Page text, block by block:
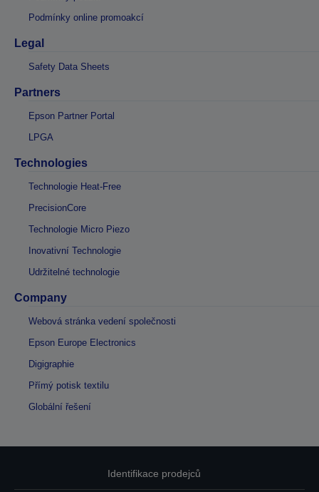
Podmínky online promoakcí
Legal
Safety Data Sheets
Partners
Epson Partner Portal
LPGA
Technologies
Technologie Heat-Free
PrecisionCore
Technologie Micro Piezo
Inovativní Technologie
Udržitelné technologie
Company
Webová stránka vedení společnosti
Epson Europe Electronics
Digigraphie
Přímý potisk textilu
Globální řešení
Identifikace prodejců